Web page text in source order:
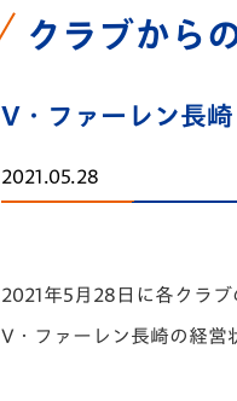
フィロソフィー
選手プロフィール
クラブから
V・ファーレン長
2021.05.28
2021年5月28日に各クラブ
V・ファーレン長崎の経営